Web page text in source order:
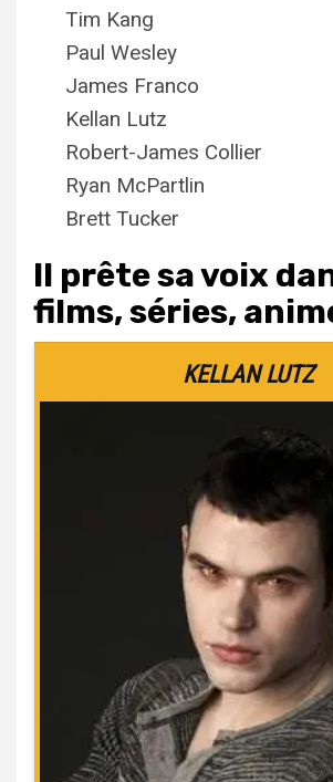
Tim Kang
Paul Wesley
James Franco
Kellan Lutz
Robert-James Collier
Ryan McPartlin
Brett Tucker
Il prête sa voix
films, séries,
KELLAN LUTZ